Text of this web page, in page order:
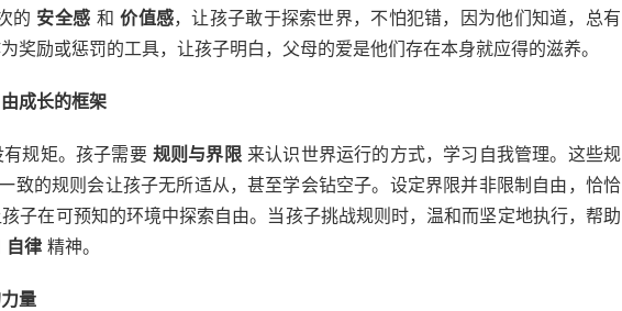
的 安全感 和价值感，让孩子敢于探索世界，不怕犯错，因为他们知道，总有
奖励或惩罚的工具，让孩子明白，父母的爱是他们存在本身就应得的滋养。
成长的框架
规矩。孩子需要 规则与界限来认识世界运行的方式，学习自我管理。这些规
致的规则会让孩子无所适从，甚至学会钻空子。设定界限并非限制自由，恰恰
子在可预知的环境中探索自由。当孩子挑战规则时，温和而坚定地执行，帮助
自律 精神。
量